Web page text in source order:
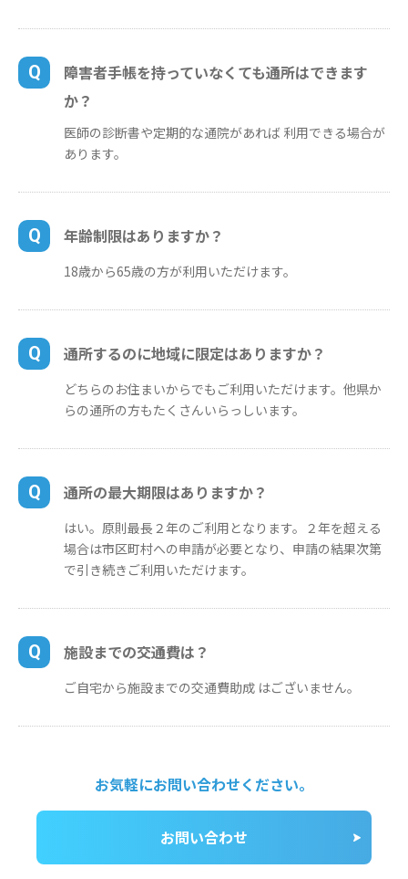
Q
障害者手帳を持っていなくても通所はできます
か？
医師の診断書や定期的な通院があれば 利用できる場合が
あります。
Q 年齢制限はありますか？
18歳から65歳の方が利用いただけます。
Q 通所するのに地域に限定はありますか？
どちらのお住まいからでもご利用いただけます。他県か
らの通所の方もたくさんいらっしいます。
Q 通所の最大期限はありますか？
はい。原則最長２年のご利用となります。２年を超える
場合は市区町村への申請が必要となり、申請の結果次第
で引き続きご利用いただけます。
Q 施設までの交通費は？
ご自宅から施設までの交通費助成 はございません。
お気軽にお問い合わせください。
お問い合わせ